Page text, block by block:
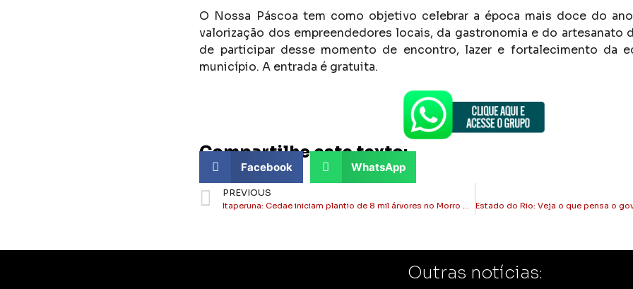
O Nossa Páscoa tem como objetivo celebrar a época mais doce do
valorização dos empreendedores locais, da gastronomia e do artesanato
de participar desse momento de encontro, lazer e fortalecimento da
município. A entrada é gratuita.
Compartilhe este texto:
Facebook WhatsApp
PREVIOUS
Itaperuna: Cedae iniciam plantio de 8 mil árvores no Morro dos Médicos
Outras notícias: